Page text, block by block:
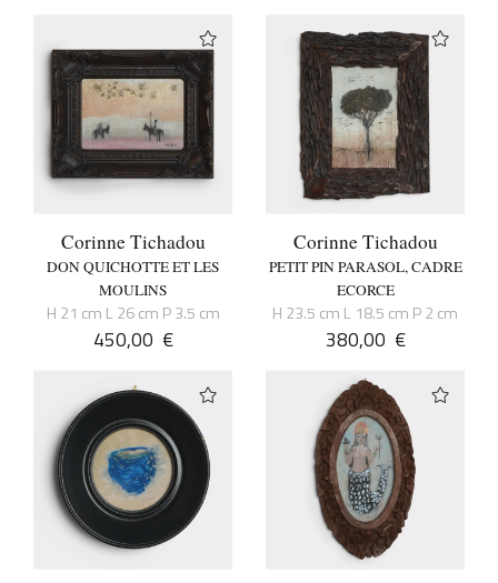
Corinne Tichadou
DON QUICHOTTE ET LES
MOULINS
H 21 cm L 26 cm P 3.5 cm
450,00 €
Corinne Tichadou
PETIT PIN PARASOL, CADRE
ECORCE
H 23.5 cm L 18.5 cm P 2 cm
380,00 €